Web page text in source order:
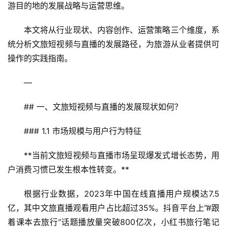
游目的地的发展战略与运营思维。
本文将从行业现状、内容创作、运营策略三个维度，系
统分析文旅短视频与直播的发展路径，为旅游从业者提供可
操作的实践指南。
—
## 一、文旅短视频与直播的发展现状如何？
### 1.1 市场规模与用户行为特征
**当前文旅短视频与直播市场呈现爆发式增长态势，用
户消费习惯已发生根本性转变。**
根据行业数据，2023年中国在线直播用户规模达7.5
亿，其中文旅直播观看用户占比超过35%。抖音平台上”#跟
着课本去旅行”话题播放量突破800亿次，小红书旅行笔记